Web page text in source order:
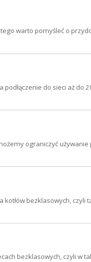
warto pomyśleć o
do sieci aż do
ograniczyć używanie
bezklasowych, czyli
bezklasowych, czyli w